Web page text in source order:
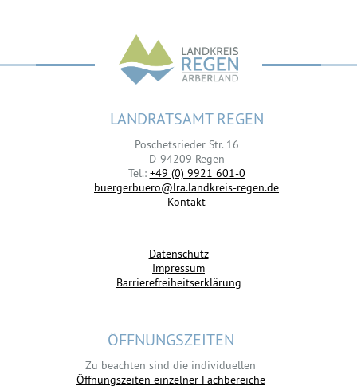
LANDRATSAMT REGEN
Poschetsrieder Str. 16
D-94209 Regen
Tel.: +49 (0) 9921 601-0
buergerbuero@lra.landkreis-regen.de
Kontakt
Datenschutz
Impressum
Barrierefreiheitserklärung
ÖFFNUNGSZEITEN
Zu beachten sind die individuellen
Öffnungszeiten einzelner Fachbereiche